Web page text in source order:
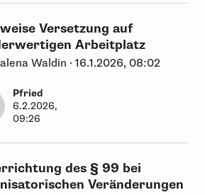
Versetzung auf
Arbeitplatz
Waldin · 16.1.2026, 08:02
Pfried
6.2.2026,
09:26
des § 99 bei
Veränderungen